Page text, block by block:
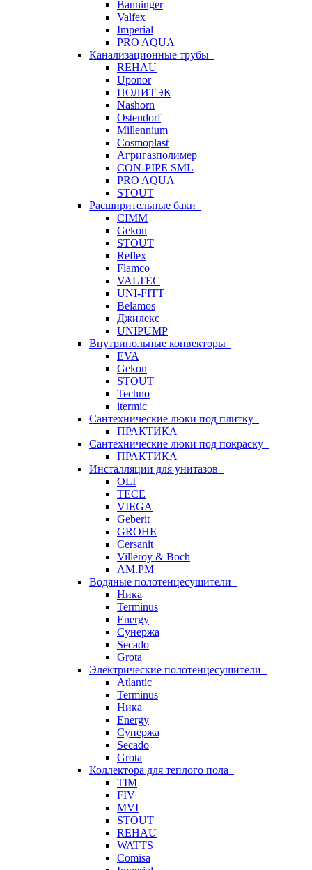
Banninger
Valfex
Imperial
PRO AQUA
Канализационные трубы
REHAU
Uponor
ПОЛИТЭК
Nashorn
Ostendorf
Millennium
Cosmoplast
Агригазполимер
CON-PIPE SML
PRO AQUA
STOUT
Расширительные баки
CIMM
Gekon
STOUT
Reflex
Flamco
VALTEC
UNI-FITT
Belamos
Джилекс
UNIPUMP
Внутрипольные конвекторы
EVA
Gekon
STOUT
Techno
itermic
Сантехнические люки под плитку
ПРАКТИКА
Сантехнические люки под покраску
ПРАКТИКА
Инсталляции для унитазов
OLI
TECE
VIEGA
Geberit
GROHE
Cersanit
Villeroy & Boch
AM.PM
Водяные полотенцесушители
Ника
Terminus
Energy
Сунержа
Secado
Grota
Электрические полотенцесушители
Atlantic
Terminus
Ника
Energy
Сунержа
Secado
Grota
Коллектора для теплого пола
TIM
FIV
MVI
STOUT
REHAU
WATTS
Comisa